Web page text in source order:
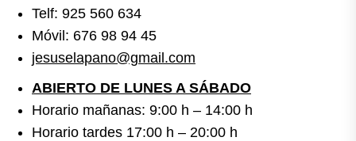
Telf: 925 560 634
Móvil: 676 98 94 45
jesuselapano@gmail.com
ABIERTO DE LUNES A SÁBADO
Horario mañanas: 9:00 h – 14:00 h
Horario tardes 17:00 h – 20:00 h